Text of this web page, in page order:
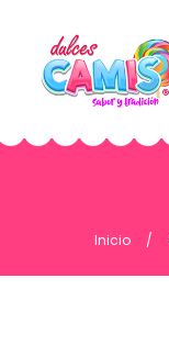
Inicio